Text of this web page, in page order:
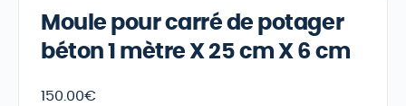
Moule pour carré de potager
béton 1 mètre X 25 cm X 6 cm
150.00€